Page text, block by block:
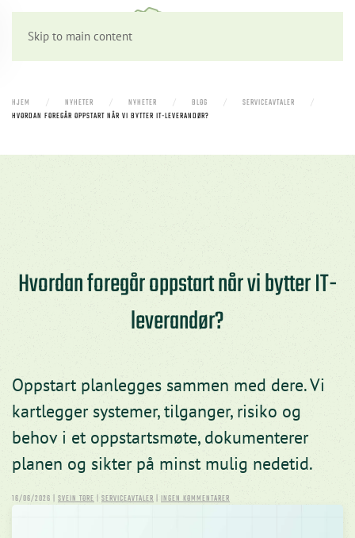
Skip to main content
HJEM NYHETER NYHETER BLOG
SERVICEAVTALER
HVORDAN FOREGÅR OPPSTART NÅR VI BYTTER IT-LEVERANDØR?
Hvordan foregår oppstart når vi bytter IT-
leverandør?
Oppstart planlegges sammen med dere. Vi
kartlegger systemer, tilganger, risiko og
behov i et oppstartsmøte, dokumenterer
planen og sikter på minst mulig nedetid.
16/06/2026 | SVEIN TORE | SERVICEAVTALER | INGEN KOMMENTARER